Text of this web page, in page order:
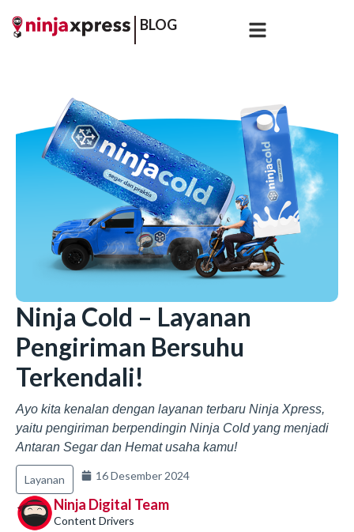
BLOG
Ninja Cold – Layanan
Pengiriman Bersuhu
Terkendali!
Ayo kita kenalan dengan layanan terbaru Ninja Xpress,
yaitu pengiriman berpendingin Ninja Cold yang menjadi
Antaran Segar dan Hemat usaha kamu!
Layanan 16 Desember 2024
Ninja Digital Team
Content Drivers